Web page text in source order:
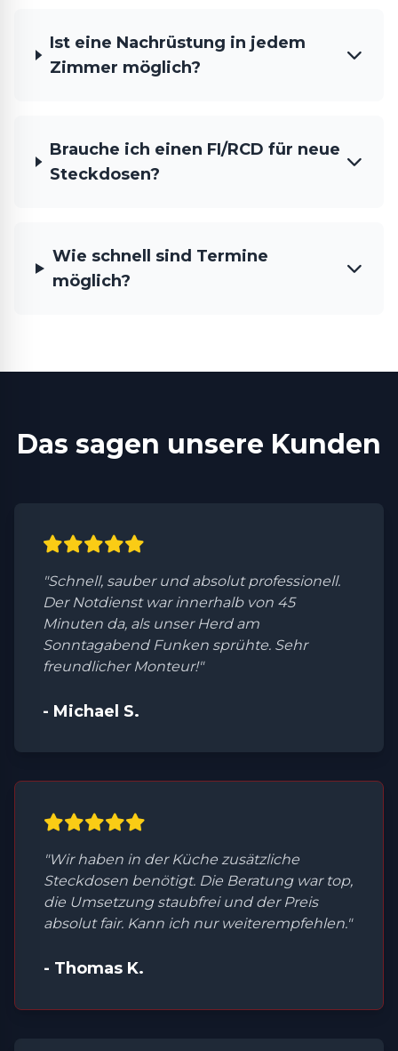
Ist eine Nachrüstung in jedem
Zimmer möglich?
Brauche ich einen FI/RCD für neue
Steckdosen?
Wie schnell sind Termine
möglich?
Das sagen unsere Kunden
"Schnell, sauber und absolut professionell.
Der Notdienst war innerhalb von 45
Minuten da, als unser Herd am
Sonntagabend Funken sprühte. Sehr
freundlicher Monteur!"
- Michael S.
"Wir haben in der Küche zusätzliche
Steckdosen benötigt. Die Beratung war top,
die Umsetzung staubfrei und der Preis
absolut fair. Kann ich nur weiterempfehlen."
- Thomas K.